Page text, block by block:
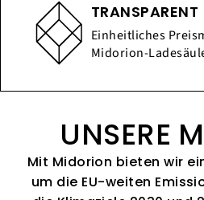
TRANSPARENT
Einheitliches
Midorion-
UNSERE
Mit Midorion bieten wir
um die EU-weiten